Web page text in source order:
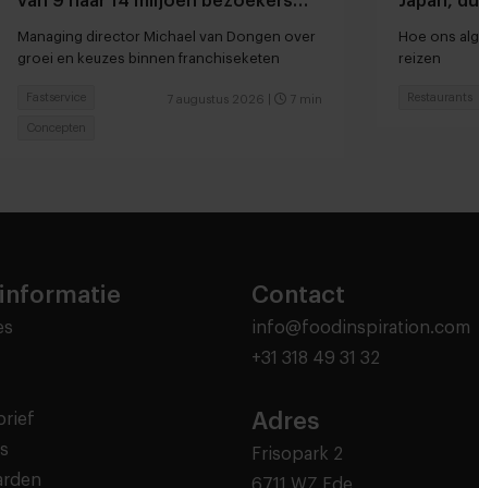
door to go-locaties
Managing director Michael van Dongen over
groei en keuzes binnen franchiseketen
7 augustus 2026 7 min
Fastservice
Concepten
Hoe ons
reizen
Restaurants
informatie Contact
info@foodinspiration.com
+31 318 49 31 32
Adres
Frisopark 2